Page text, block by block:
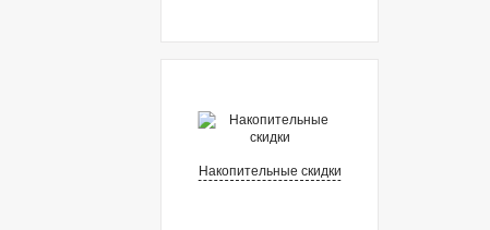
Накопительные скидки